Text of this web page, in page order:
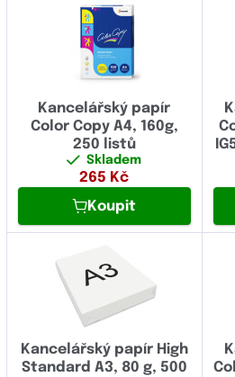
Kancelářský papír
Color Copy A4, 160g,
250 listů
Skladem
265 Kč
Koupit
Kancelářský papír High
Standard A3, 80 g, 500